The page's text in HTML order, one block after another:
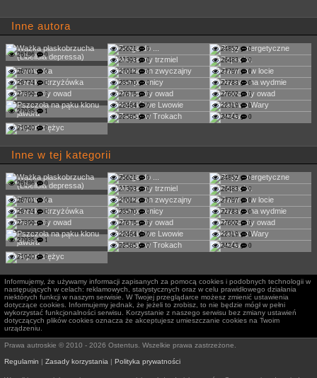
Inne autora
26186 0
25621 0 24852 0
27393 0 26483 0
26701 0 27012 0 27797 0
29774 0 23570 0 22783 0
27399 0 27675 0 27602 0
27935 1
22464 0 22319 0
22585 0 24243 0
21940 0
Inne w tej kategorii
26186 0
25621 0 24852 0
27393 0 26483 0
26701 0 27012 0 27797 0
29774 0 23570 0 22783 0
27399 0 27675 0 27602 0
27935 1
22464 0 22319 0
22585 0 24243 0
21940 0
Informujemy, że używamy informacji zapisanych za pomocą cookies i podobnych technologii w
następujących w celach: reklamowych, statystycznych oraz w celu prawidłowego działania
niektórych funkcji w naszym serwisie. W Twojej przeglądarce możesz zmienić ustawienia
dotyczące cookies. Informujemy jednak, że jeżeli to zrobisz, to nie będzie mógł w pełni
wykorzystać funkcjonalności serwisu. Korzystanie z naszego serwisu bez zmiany ustawień
dotyczących plików cookies oznacza że akceptujesz umieszczanie cookies na Twoim
urządzeniu.
Prawa autroskie © 2010 - 2026 Ostentus. Wszelkie prawa zastrzeżone.
Regulamin | Zasady korzystania | Polityka prywatności